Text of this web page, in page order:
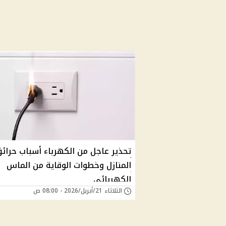
تحذير عاجل من الكهرباء أسباب
المنازل وخطوات الوقاية من الماس
الكهربائي
الثلاثاء 21/أبريل/2026 - 08:00 ص